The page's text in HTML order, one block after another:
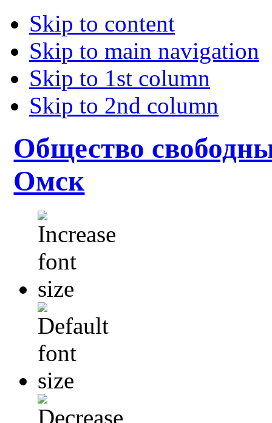
Skip to content
Skip to main navigation
Skip to 1st column
Skip to 2nd column
Общество
Омск